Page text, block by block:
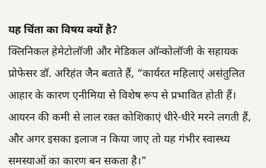
यह चिंता का विषय क्यों है?
क्लिनिकल हेमेटोलॉजी और मेडिकल ऑन्कोलॉजी के सहायक
प्रोफेसर डॉ. अरिहंत जैन बताते हैं, “कार्यरत महिलाएं असंतुलित
आहार के कारण एनीमिया से विशेष रूप से प्रभावित होती हैं।
आयरन की कमी से लाल रक्त कोशिकाएं धीरे-धीरे मरने लगती हैं,
और अगर इसका इलाज न किया जाए तो यह गंभीर स्वास्थ्य
समस्याओं का कारण बन सकता है।”